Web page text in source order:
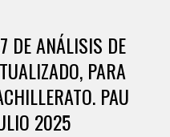
DE ANÁLISIS DE
PARA
PAU
2025